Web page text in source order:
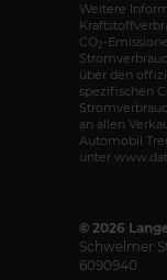
Weitere
CO2 -
über den
spezifischen
an allen
Automobil
unter
© 2026
Schwelmer
6090940